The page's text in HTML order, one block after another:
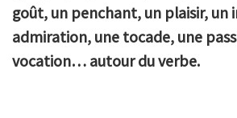
goût, un penchant, un plaisir, un
admiration, une tocade, une
vocation… autour du verbe.